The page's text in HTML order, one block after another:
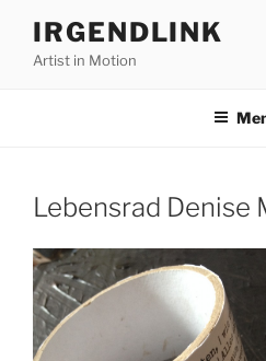
Inhalt
springen
IRGENDLINK
Artist in Motion
Lebensrad Denise